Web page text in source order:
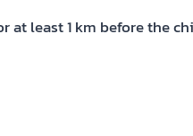
at least 1 km before the